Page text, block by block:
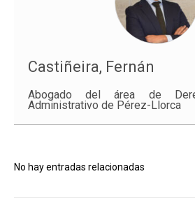
Castiñeira, Fernán
Abogado del área de
Administrativo de Pérez-Llorca
No hay entradas relacionadas